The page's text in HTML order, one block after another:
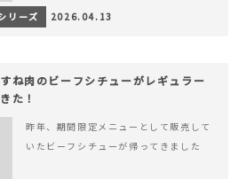
リーズ 2026.04.13
ね肉のビーフシチューがレギュラー
た！
昨年、期間限定メニューとして販売して
いたビーフシチューが帰ってきました